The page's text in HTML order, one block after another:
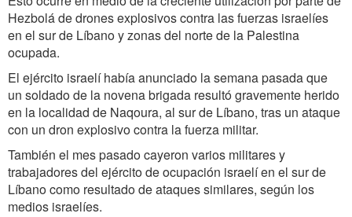
Hezbolá de drones explosivos contra las fuerzas israelíes
en el sur de Líbano y zonas del norte de la Palestina
ocupada.
El ejército israelí había anunciado la semana pasada que
un soldado de la novena brigada resultó gravemente herido
en la localidad de Naqoura, al sur de Líbano, tras un ataque
con un dron explosivo contra la fuerza militar.
También el mes pasado cayeron varios militares y
trabajadores del ejército de ocupación israelí en el sur de
Líbano como resultado de ataques similares, según los
medios israelíes.